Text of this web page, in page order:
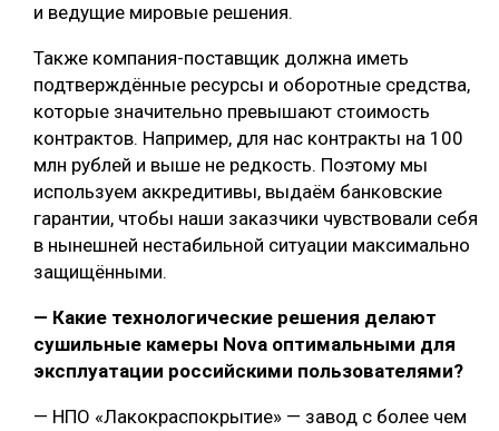
и ведущие мировые решения.
Также компания-поставщик должна иметь
подтверждённые ресурсы и оборотные средства,
которые значительно превышают стоимость
контрактов. Например, для нас контракты на 100
млн рублей и выше не редкость. Поэтому мы
используем аккредитивы, выдаём банковские
гарантии, чтобы наши заказчики чувствовали себя
в нынешней нестабильной ситуации максимально
защищёнными.
— Какие технологические решения делают
сушильные камеры Nova оптимальными для
эксплуатации российскими пользователями?
— НПО «Лакокраспокрытие» — завод с более чем